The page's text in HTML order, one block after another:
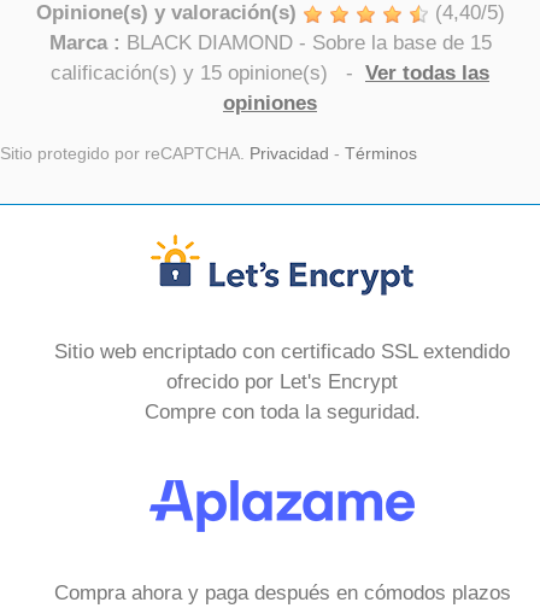
Opinione(s) y valoración(s) (4,40/5)
Marca : BLACK DIAMOND- Sobre la base de 15
calificación(s) y 15 opinione(s) - Ver todas las
opiniones
Sitio protegido por reCAPTCHA. Privacidad - Términos
Sitio web encriptado con certificado SSL extendido
ofrecido por Let's Encrypt
Compre con toda la seguridad.
Compra ahora y paga después en cómodos plazos